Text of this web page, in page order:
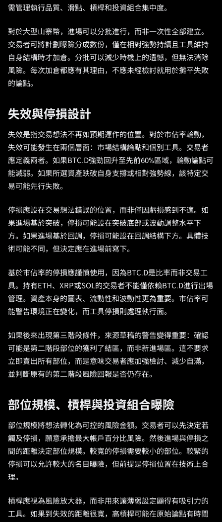
需管理執行品質、滑點、槓桿和投資組合集中度。
對於大型山寨幣，進場可以分批進行，而非一次性全部建立。
交易者可將計劃曝險分成數份，僅在相對強勢持續且工具維持
自身結構時才加倉。分批可以減少時機上的遺憾，但無法消除
風險。每次加倉都應有其理由，不應未經檢討就用於攤平失敗
的論點。
失效與停損設計
失效是指交易想法不再如預期運作的位置。對於市佔率輪動，
失效可能發生在兩個層面：市場結構論點和個別工具。交易者
應定義兩者。如果BTC.D強勁回升至先前60%區域，輪動論點可
能減弱。如果所選資產跌破自身支撐或相對強勢線，該特定交
易可能先行失敗。
停損應設在交易想法錯誤的位置，而非僅因虧損感到不適。如
果進場基於突破，停損可能設在突破底部或波動調整水平下
方。如果進場基於回調，停損可能設在回調結構下方。具體技
術可能不同，但決定應在進場前寫下。
基於市佔率的停損應謹慎使用，因為BTC.D是比率而非交易工
具。持有ETH、XRP或SOL的交易者不能僅依賴BTC.D進行出場
管理。資產本身的圖表、流動性和波動性更為重要。市佔率可
能警告環境正在變化，而工具停損則處理執行面。
如果後來出現第三階段條件，來源草稿的警告變得重要：確認
可能是第二階段部位的獲利了結區，而非新進場區。這不要求
立即賣出所有部位，而是意味交易者應加強檢討、減少自滿，
並判斷原有的第二階段風險回報是否仍存在。
部位規模、槓桿與投資組合曝險
部位規模將想法轉化為可控的風險金額。交易者可以先決定若
觸及停損，願意承擔最大帳戶百分比風險。然後進場與停損之
間的距離決定部位規模。較寬的停損需要較小的部位。較緊的
停損可以允許較大的名目曝險，但前提是停損位置在技術上合
理。
槓桿應視為風險放大器，而非用來讓薄弱設定顯得有吸引力的
工具。如果到失效的距離很寬，高槓桿可能在原始論點有時間